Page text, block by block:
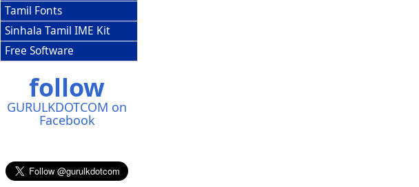
Tamil Fonts
Sinhala Tamil IME Kit
Free Software
follow
GURULKDOTCOM on
Facebook